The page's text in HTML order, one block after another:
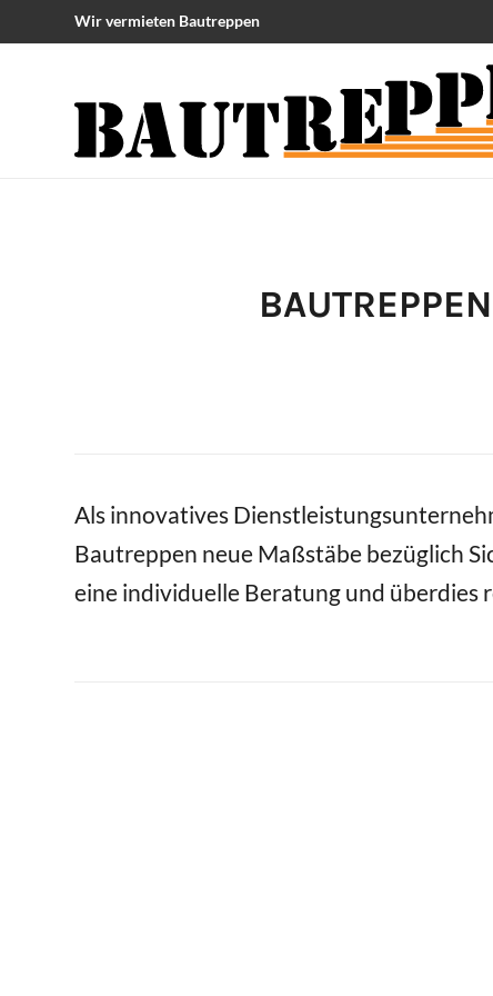
Wir vermieten Bautreppen
Als innovatives
Bautreppen neue Maßstäbe bezüglich
eine individuelle Beratung und überdies